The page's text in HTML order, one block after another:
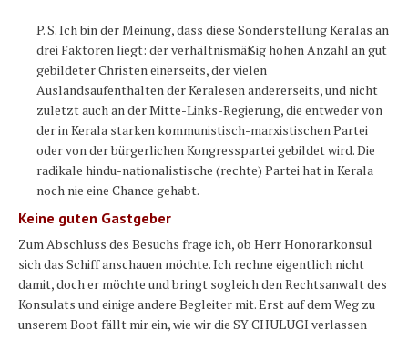
P. S. Ich bin der Meinung, dass diese Sonderstellung Keralas an
drei Faktoren liegt: der verhältnismäßig hohen Anzahl an gut
gebildeter Christen einerseits, der vielen
Auslandsaufenthalten der Keralesen andererseits, und nicht
zuletzt auch an der Mitte-Links-Regierung, die entweder von
der in Kerala starken kommunistisch-marxistischen Partei
oder von der bürgerlichen Kongresspartei gebildet wird. Die
radikale hindu-nationalistische (rechte) Partei hat in Kerala
noch nie eine Chance gehabt.
Keine guten Gastgeber
Zum Abschluss des Besuchs frage ich, ob Herr Honorarkonsul
sich das Schiff anschauen möchte. Ich rechne eigentlich nicht
damit, doch er möchte und bringt sogleich den Rechtsanwalt des
Konsulats und einige andere Begleiter mit. Erst auf dem Weg zu
unserem Boot fällt mir ein, wie wir die SY CHULUGI verlassen